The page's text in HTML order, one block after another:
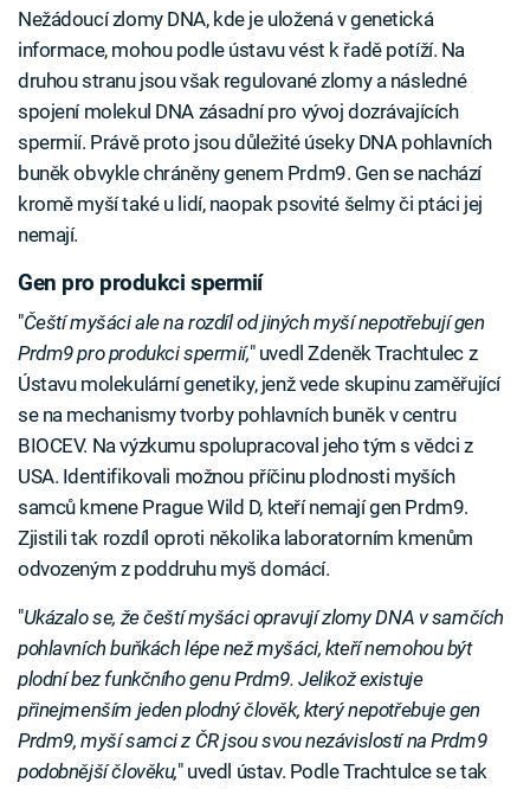
Nežádoucí zlomy DNA, kde je uložená v genetická
informace, mohou podle ústavu vést k řadě potíží. Na
druhou stranu jsou však regulované zlomy a následné
spojení molekul DNA zásadní pro vývoj dozrávajících
spermií. Právě proto jsou důležité úseky DNA pohlavních
buněk obvykle chráněny genem Prdm9. Gen se nachází
kromě myší také u lidí, naopak psovité šelmy či ptáci jej
nemají.
Gen pro produkci spermií
"Čeští myšáci ale na rozdíl od jiných myší nepotřebují gen
Prdm9 pro produkci spermií," uvedl Zdeněk Trachtulec z
Ústavu molekulární genetiky, jenž vede skupinu zaměřující
se na mechanismy tvorby pohlavních buněk v centru
BIOCEV. Na výzkumu spolupracoval jeho tým s vědci z
USA. Identifikovali možnou příčinu plodnosti myších
samců kmene Prague Wild D, kteří nemají gen Prdm9.
Zjistili tak rozdíl oproti několika laboratorním kmenům
odvozeným z poddruhu myš domácí.
"Ukázalo se, že čeští myšáci opravují zlomy DNA v samčích
pohlavních buňkách lépe než myšáci, kteří nemohou být
plodní bez funkčního genu Prdm9. Jelikož existuje
přinejmenším jeden plodný člověk, který nepotřebuje gen
Prdm9, myší samci z ČR jsou svou nezávislostí na Prdm9
podobnější člověku," uvedl ústav. Podle Trachtulce se tak